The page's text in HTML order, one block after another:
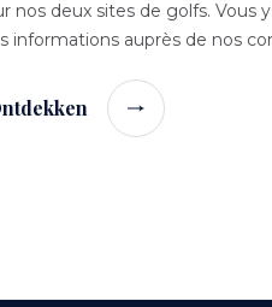
nos deux sites de golfs. Vous
informations auprès de nos